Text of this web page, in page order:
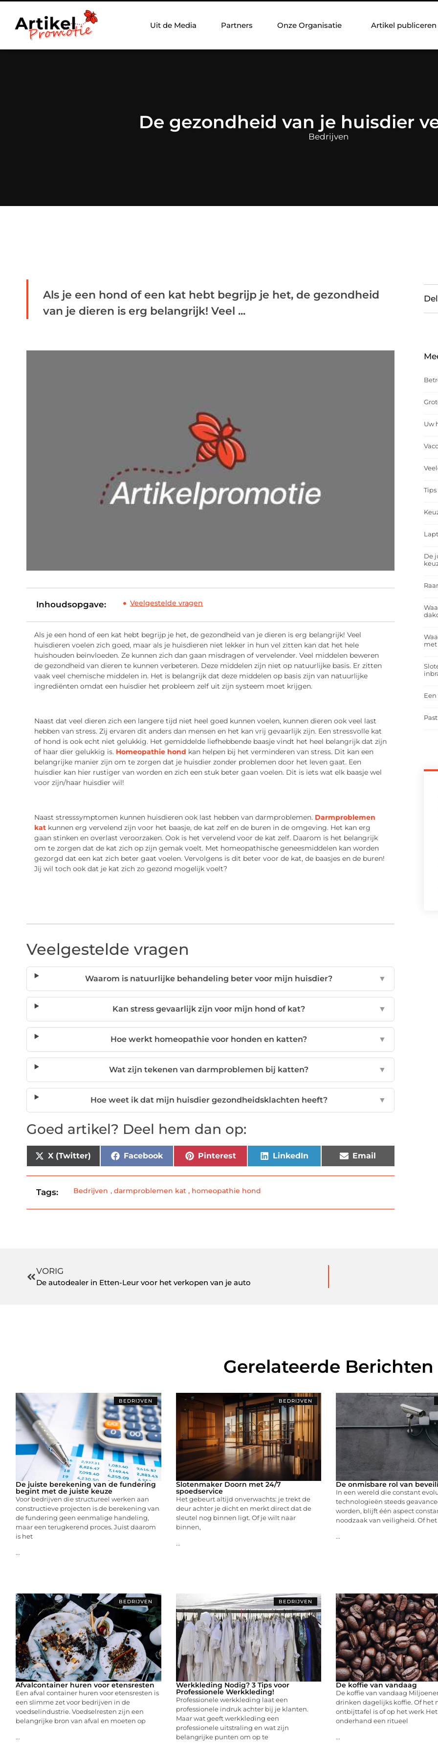
Uit de Media Partners Onze Organisatie Artikel publiceren
De gezondheid van je huisdier
Bedrijven
Als je een hond of een kat hebt begrijp je het, de gezondheid
van je dieren is erg belangrijk! Veel ...
Inhoudsopgave: Veelgestelde vragen
Als je een hond of een kat hebt begrijp je het, de gezondheid van je dieren is erg belangrijk! Veel
huisdieren voelen zich goed, maar als je huisdieren niet lekker in hun vel zitten kan dat het hele
huishouden beïnvloeden. Ze kunnen zich dan gaan misdragen of vervelender. Veel middelen beweren
de gezondheid van dieren te kunnen verbeteren. Deze middelen zijn niet op natuurlijke basis. Er zitten
vaak veel chemische middelen in. Het is belangrijk dat deze middelen op basis zijn van natuurlijke
ingrediënten omdat een huisdier het probleem zelf uit zijn systeem moet krijgen.
Naast dat veel dieren zich een langere tijd niet heel goed kunnen voelen, kunnen dieren ook veel last
hebben van stress. Zij ervaren dit anders dan mensen en het kan vrij gevaarlijk zijn. Een stressvolle kat
of hond is ook echt niet gelukkig. Het gemiddelde liefhebbende baasje vindt het heel belangrijk dat zijn
of haar dier gelukkig is. Homeopathie hond kan helpen bij het verminderen van stress. Dit kan een
belangrijke manier zijn om te zorgen dat je huisdier zonder problemen door het leven gaat. Een
huisdier kan hier rustiger van worden en zich een stuk beter gaan voelen. Dit is iets wat elk baasje wel
voor zijn/haar huisdier wil!
Naast stresssymptomen kunnen huisdieren ook last hebben van darmproblemen. Darmproblemen
katkunnen erg vervelend zijn voor het baasje, de kat zelf en de buren in de omgeving. Het kan erg
gaan stinken en overlast veroorzaken. Ook is het vervelend voor de kat zelf. Daarom is het belangrijk
om te zorgen dat de kat zich op zijn gemak voelt. Met homeopathische geneesmiddelen kan worden
gezorgd dat een kat zich beter gaat voelen. Vervolgens is dit beter voor de kat, de baasjes en de buren!
Jij wil toch ook dat je kat zich zo gezond mogelijk voelt?
Veelgestelde vragen
Waarom is natuurlijke behandeling beter voor mijn huisdier? ▼
Kan stress gevaarlijk zijn voor mijn hond of kat? ▼
Hoe werkt homeopathie voor honden en katten? ▼
Wat zijn tekenen van darmproblemen bij katten? ▼
Hoe weet ik dat mijn huisdier gezondheidsklachten heeft? ▼
Goed artikel? Deel hem dan op:
X (Twitter) Facebook Pinterest LinkedIn Email
Tags: Bedrijven ,darmproblemen kat , homeopathie hond
Uw
De
met
VORIG
De autodealer in Etten-Leur voor het verkopen van je auto
Gerelateerde Berichten
BEDRIJVEN
De juiste berekening van de fundering
begint met de juiste keuze
Voor bedrijven die structureel werken aan
constructieve projecten is de berekening van
de fundering geen eenmalige handeling,
maar een terugkerend proces. Juist daarom
is het
...
BEDRIJVEN
Slotenmaker Doorn met 24/7
spoedservice
Het gebeurt altijd onverwachts: je trekt de
deur achter je dicht en merkt direct dat de
sleutel nog binnen ligt. Of je wilt naar
binnen,
...
De onmisbare rol van
In een wereld die constant
technologieën steeds
worden, blijft één aspect
noodzaak van veiligheid. Of
...
BEDRIJVEN
Afvalcontainer huren voor etensresten
Een afval container huren voor etensresten is
een slimme zet voor bedrijven in de
voedselindustrie. Voedselresten zijn een
belangrijke bron van afval en moeten op
...
BEDRIJVEN
Werkkleding Nodig? 3 Tips voor
Professionele Werkkleding!
Professionele werkkleding laat een
professionele indruk achter bij je klanten.
Maar wat geeft werkkleding een
professionele uitstraling en wat zijn
belangrijke punten om op te
De koffie van vandaag
De koffie van vandaag
drinken dagelijks koffie. Of het
ontbijttafel is of op het werk
onderhand een ritueel
...